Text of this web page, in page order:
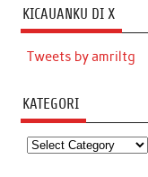
KICAUANKU DI X
Tweets by amriltg
KATEGORI
Kategori